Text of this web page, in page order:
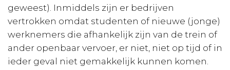
geweest). Inmiddels zijn er bedrijven
vertrokken omdat studenten of nieuwe (jonge)
werknemers die afhankelijk zijn van de trein of
ander openbaar vervoer, er niet, niet op tijd of in
ieder geval niet gemakkelijk kunnen komen.